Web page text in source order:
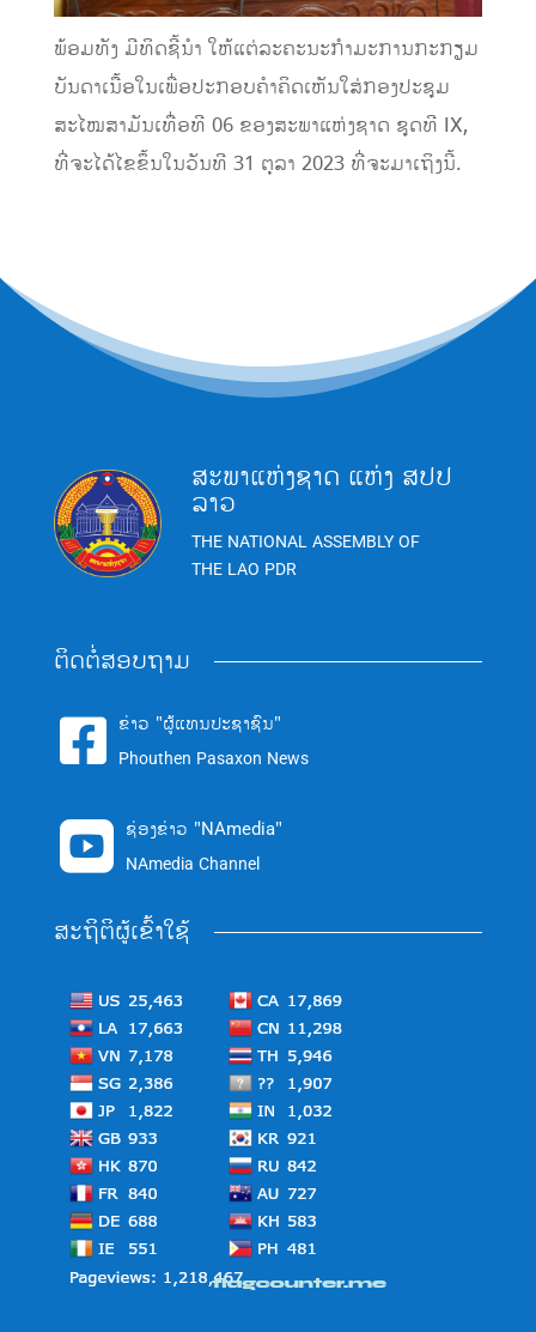
ພ້ອມທັງ ມີທິດຊີ້ນໍາ ໃຫ້ແຕ່ລະຄະນະກໍາມະການກະກຽມ
ບັນດາເນື້ອໃນເພື່ອປະກອບຄໍາຄິດເຫັນໃສ່ກອງປະຊຸມ
ສະໄໝສາມັນເທື່ອທີ 06 ຂອງສະພາແຫ່ງຊາດ ຊຸດທີ IX,
ທີ່ຈະໄດ້ໄຂຂຶ້ນໃນວັນທີ 31 ຕຸລາ 2023 ທີ່ຈະມາເຖິງນີ້.
ສະພາແຫ່ງຊາດ ແຫ່ງ ສປປ
ລາວ
THE NATIONAL ASSEMBLY OF
THE LAO PDR
ຕິດຕໍ່ສອບຖາມ
 ຂ່າວ "ຜູ້ແທນປະຊາຊົນ"
Phouthen Pasaxon News
 ຊ່ອງຂ່າວ "NAmedia"
NAmedia Channel
ສະຖິຕິຜູ້ເຂົ້າໃຊ້